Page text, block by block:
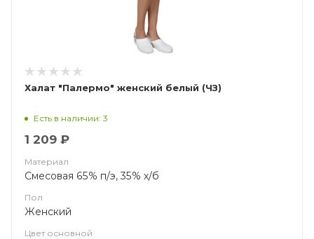
Халат "Палермо" женский белый (ЧЗ)
Есть в наличии: 3
1 209 ₽
Материал
Смесовая 65% п/э, 35% х/б
Пол
Женский
Цвет основной